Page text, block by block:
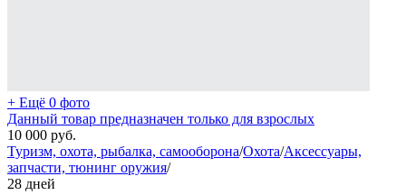
+ Ещё 0 фото
Данный товар предназначен только для взрослых
10 000 руб.
Туризм, охота, рыбалка, самооборона/Охота/Аксессуары,
запчасти, тюнинг оружия/
28 дней